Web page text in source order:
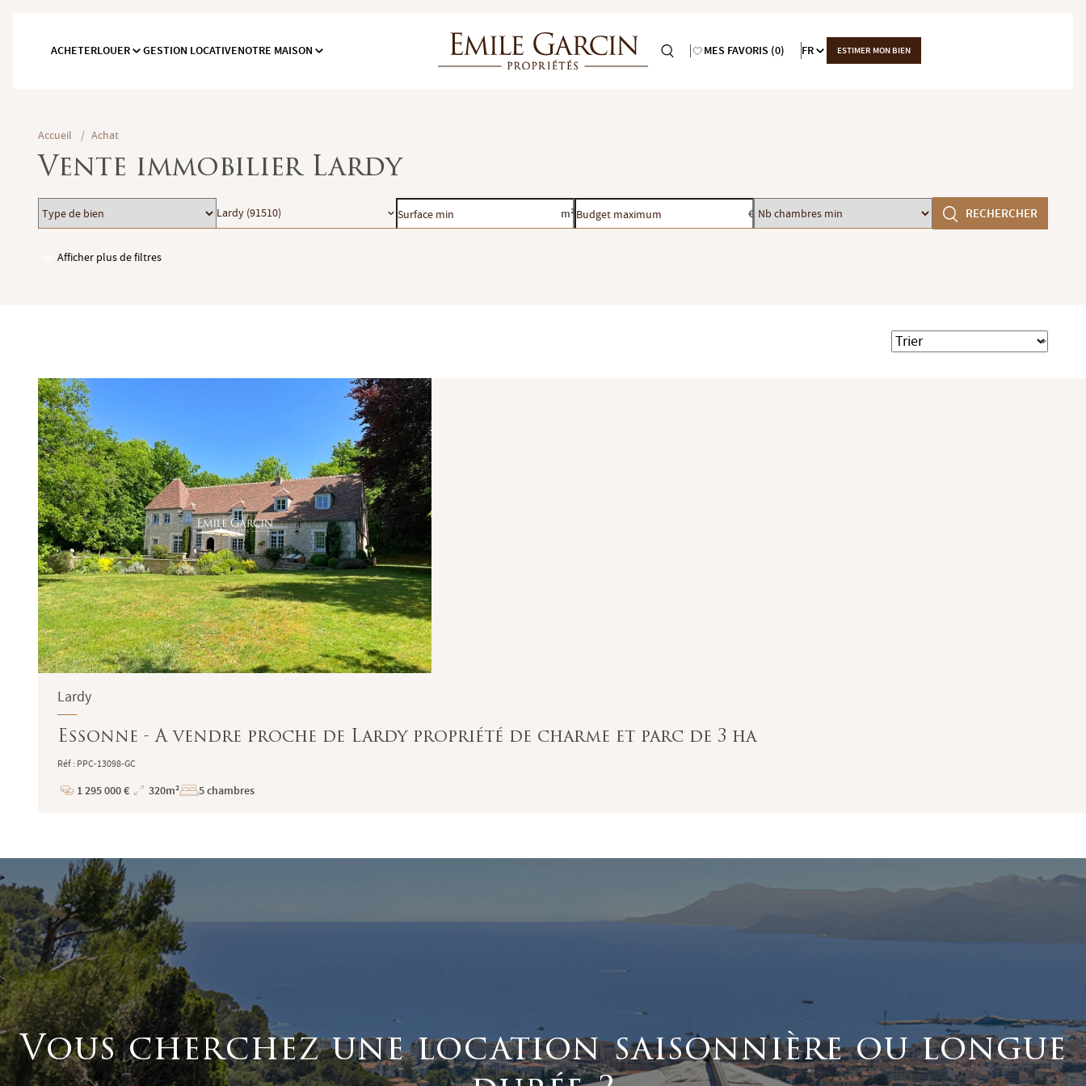
ACHETERLOUER GESTION LOCATIVENOTRE MAISON MES FAVORIS (0) FR ESTIMER MON BIEN
Accueil / Achat
Vente immobilier Lardy
Type
de
bien
Localisation
Lardy (91510)
Surface
min
m²Budget
maximum
€ Nb
chambres
RECHERCHER
Afficher plus de filtres
Garages / Parking
Terrasse
Jardin
Trier
Lardy
Essonne - A vendre proche de Lardy propriété de charme et parc de 3 ha
Réf : PPC-13098-GC
Prix
1 295 000 €
Superficie
320m² 5 chambres
Vous cherchez une location saisonnière ou longue